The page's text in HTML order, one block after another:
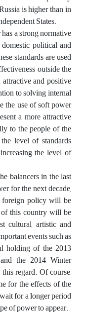
is higher than in
States.
a strong normative
political and
standards are used
outside the
and positive
to solving internal
the use of soft power
a more attractive
to the people of the
level of standards
the level of
balancers in the last
for the next decade,
policy will be
this country will be
cultural, artistic and
events such as
holding of the 2013
the 2014 Winter
regard. Of course,
for the effects of the
for a longer period
of power to appear.